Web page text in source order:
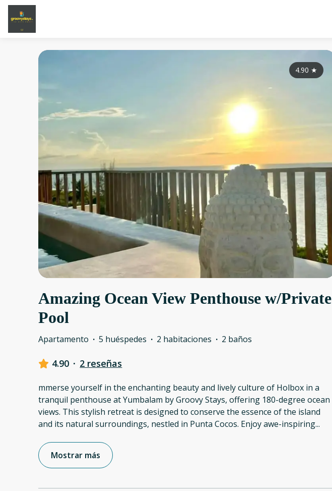
4.90 ★
Amazing Ocean View Penthouse w/Private
Pool
Apartamento · 5 huéspedes · 2 habitaciones · 2 baños
4.90 · 2 reseñas
mmerse yourself in the enchanting beauty and lively culture of Holbox in a
tranquil penthouse at Yumbalam by Groovy Stays, offering 180-degree ocean
views. This stylish retreat is designed to conserve the essence of the island
and its natural surroundings, nestled in Punta Cocos. Enjoy awe-inspiring...
Mostrar más